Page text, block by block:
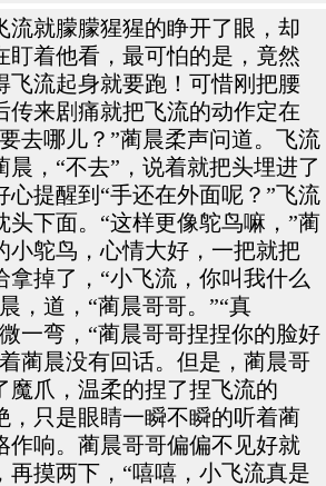
流就朦朦猩猩的睁开了眼，却
盯着他看，最可怕的是，竟然
飞流起身就要跑！可惜刚把腰
传来剧痛就把飞流的动作定在
去哪儿？”蔺晨柔声问道。飞流
晨，“不去”，说着就把头埋进了
心提醒到“手还在外面呢？”飞流
头下面。“这样更像鸵鸟嘛，”蔺
小鸵鸟，心情大好，一把就把
拿掉了，“小飞流，你叫我什么
，道，“蔺晨哥哥。”“真
一弯，“蔺晨哥哥捏捏你的脸好
蔺晨没有回话。但是，蔺晨哥
魔爪，温柔的捏了捏飞流的
，只是眼睛一瞬不瞬的听着蔺
作响。蔺晨哥哥偏偏不见好就
再摸两下，“嘻嘻，小飞流真是